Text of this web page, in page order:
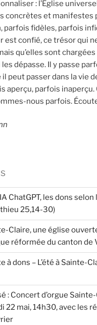
: l’Église
concrètes et manifestes
parfois fidèles, parfois
est confié, ce trésor qui
qu’elles sont
dépasse. Il y passe
il peut passer dans la vie
aperçu, parfois inaperçu.
nous parfois.
ChatGPT, les dons selon
25,14-30)
Claire, une église
réformée du canton de
à dons – L’été à Sainte-
: Concert d’orgue
22 mai, 14h30, avec les